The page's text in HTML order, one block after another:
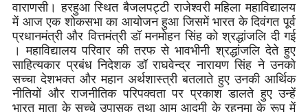
वाराणसी। हरहुआ स्थित बैजलपट्टी राजेश्वरी महिला महाविद्यालय
में आज एक शोकसभा का आयोजन हुआ जिसमें भारत के दिवंगत पूर्व
प्रधानमंत्री और वित्तमंत्री डॉ मनमोहन सिंह को श्रद्धांजलि दी गई
। महाविद्यालय परिवार की तरफ से भावभीनी श्रद्धांजलि देते हुए
साहित्यकार प्रबंध निदेशक डॉ राघवेन्द्र नारायण सिंह ने उनको
सच्चा देशभक्त और महान अर्थशास्त्री बतलाते हुए उनकी आर्थिक
नीतियों और राजनीतिक परिपक्वता पर प्रकाश डालते हुए उन्हें
भारत माता के सच्चे उपासक तथा आम आदमी के रहनुमा के रूप में